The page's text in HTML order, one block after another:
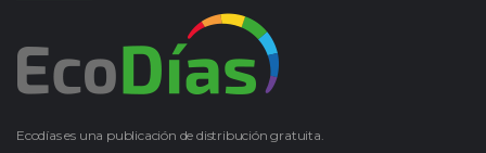
Ecodías es una publicación de distribución gratuita.